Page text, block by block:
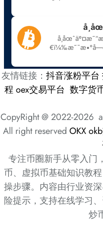
友情链接： 抖音涨粉平台
程oex交易平台 数字货
CopyRight @ 2022-2026
All right reserved OKX
专注币圈新手从零入门
币、虚拟币基础知识教
操步骤。内容由行业资
险提示，支持在线学习
炒